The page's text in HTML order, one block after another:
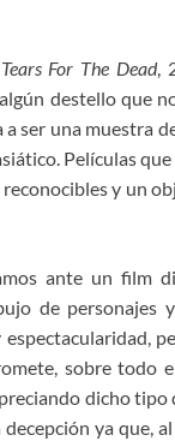
For The Dead,
destello que
ser una muestra
Películas
y un
ante un film
de personajes
sobre todo
dicho
ya que,